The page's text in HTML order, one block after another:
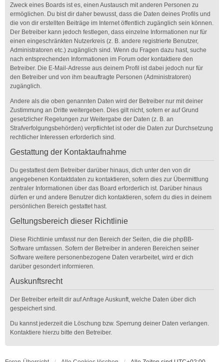
Zweck eines Boards ist es, einen Austausch mit anderen Personen zu
ermöglichen. Du bist dir daher bewusst, dass die Daten deines Profils und
die von dir erstellten Beiträge im Internet öffentlich zugänglich sein können.
Der Betreiber kann jedoch festlegen, dass einzelne Informationen nur für
einen eingeschränkten Nutzerkreis (z. B. andere registrierte Benutzer,
Administratoren etc.) zugänglich sind. Wenn du Fragen dazu hast, suche
nach entsprechenden Informationen im Forum oder kontaktiere den
Betreiber. Die E-Mail-Adresse aus deinem Profil ist dabei jedoch nur für
den Betreiber und von ihm beauftragte Personen (Administratoren)
zugänglich.
Andere als die oben genannten Daten wird der Betreiber nur mit deiner
Zustimmung an Dritte weitergeben. Dies gilt nicht, sofern er auf Grund
gesetzlicher Regelungen zur Weitergabe der Daten (z. B. an
Strafverfolgungsbehörden) verpflichtet ist oder die Daten zur Durchsetzung
rechtlicher Interessen erforderlich sind.
Gestattung der Kontaktaufnahme
Du gestattest dem Betreiber darüber hinaus, dich unter den von dir
angegebenen Kontaktdaten zu kontaktieren, sofern dies zur Übermittlung
zentraler Informationen über das Board erforderlich ist. Darüber hinaus
dürfen er und andere Benutzer dich kontaktieren, sofern du dies in deinem
persönlichen Bereich gestattet hast.
Geltungsbereich dieser Richtlinie
Diese Richtlinie umfasst nur den Bereich der Seiten, die die phpBB-
Software umfassen. Sofern der Betreiber in anderen Bereichen seiner
Software weitere personenbezogene Daten verarbeitet, wird er dich
darüber gesondert informieren.
Auskunftsrecht
Der Betreiber erteilt dir auf Anfrage Auskunft, welche Daten über dich
gespeichert sind.
Du kannst jederzeit die Löschung bzw. Sperrung deiner Daten verlangen.
Kontaktiere hierzu bitte den Betreiber.